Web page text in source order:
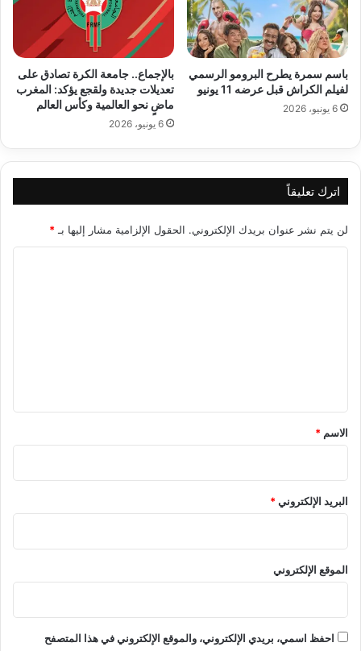
باسم سمرة يطرح البرومو الرسمي
لفيلم الكراش قبل عرضه 11 يونيو
6 يونيو، 2026
بالإجماع.. جامعة الكرة تصادق على
تعديلات جديدة ولقجع يؤكد: المغرب
ماضٍ نحو العالمية وكأس العالم
6 يونيو، 2026
اترك تعليقاً
لن يتم نشر عنوان بريدك الإلكتروني. الحقول الإلزامية مشار إليها بـ*
*
الاسم *
البريد الإلكتروني*
الموقع الإلكتروني
احفظ اسمي، بريدي الإلكتروني، والموقع الإلكتروني في هذا المتصفح